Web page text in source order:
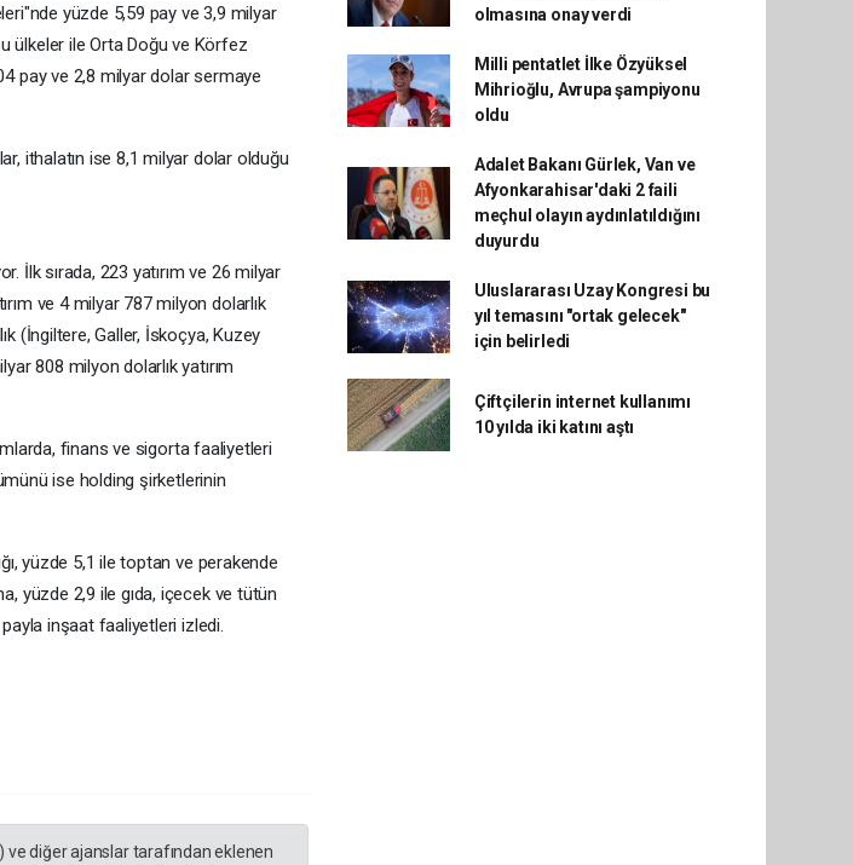
yüzde 5,59 pay ve 3,9 milyar
ülkeler ile Orta Doğu ve Körfez
pay ve 2,8 milyar dolar sermaye
ithalatın ise 8,1 milyar dolar olduğu
İlk sırada, 223 yatırım ve 26 milyar
ve 4 milyar 787 milyon dolarlık
(İngiltere, Galler, İskoçya, Kuzey
808 milyon dolarlık yatırım
finans ve sigorta faaliyetleri
ise holding şirketlerinin
yüzde 5,1 ile toptan ve perakende
yüzde 2,9 ile gıda, içecek ve tütün
inşaat faaliyetleri izledi.
ve diğer ajanslar tarafından eklenen
olmasına onay verdi
Milli pentatlet İlke Özyüksel
Mihrioğlu, Avrupa şampiyonu
oldu
Adalet Bakanı Gürlek, Van ve
Afyonkarahisar'daki 2 faili
meçhul olayın aydınlatıldığını
duyurdu
Uluslararası Uzay Kongresi bu
yıl temasını "ortak gelecek"
için belirledi
Çiftçilerin internet kullanımı
10 yılda iki katını aştı